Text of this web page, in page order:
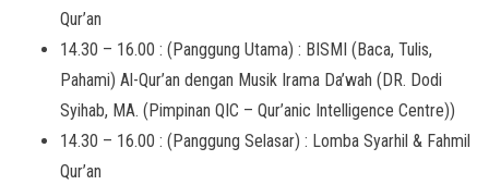
Qur’an
14.30 – 16.00 : (Panggung Utama) : BISMI (Baca, Tulis,
Pahami) Al-Qur’an dengan Musik Irama Da’wah (DR. Dodi
Syihab, MA. (Pimpinan QIC – Qur’anic Intelligence Centre))
14.30 – 16.00 : (Panggung Selasar) : Lomba Syarhil & Fahmil
Qur’an